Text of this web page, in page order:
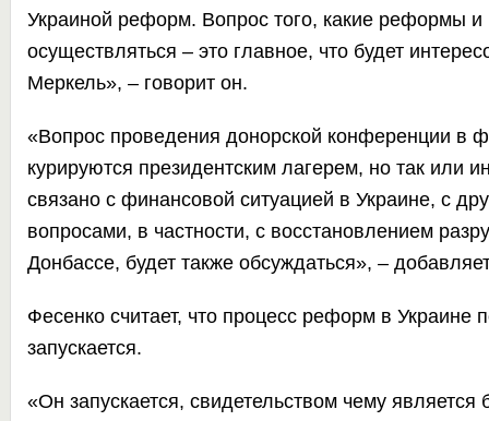
Украиной реформ. Вопрос того, какие реформы и
осуществляться – это главное, что будет
Меркель», – говорит он.
«Вопрос проведения донорской конференции в
курируются президентским лагерем, но так или
связано с финансовой ситуацией в Украине, с
вопросами, в частности, с восстановлением
Донбассе, будет также обсуждаться», –
Фесенко считает, что процесс реформ в Украине
запускается.
«Он запускается, свидетельством чему является